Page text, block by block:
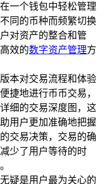
一个钱包中轻松管理
同的币种而频繁切换
对资产的整合和管
效的数字资产管理方
本对交易流程和体验
捷地进行币币交易，
细的交易深度图，这
用户更加准确地把握
交易决策，交易的确
少了用户等待的时
疑是用户最为关心的